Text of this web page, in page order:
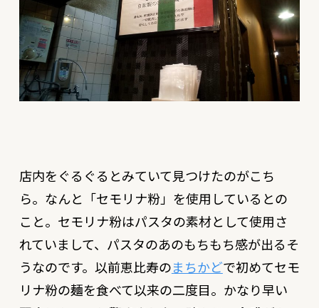
店内をぐるぐるとみていて見つけたのがこち
ら。なんと「セモリナ粉」を使用しているとの
こと。セモリナ粉はパスタの素材として使用さ
れていまして、パスタのあのもちもち感が出るそ
うなのです。以前恵比寿のまちかどで初めてセモ
リナ粉の麺を食べて以来の二度目。かなり早い